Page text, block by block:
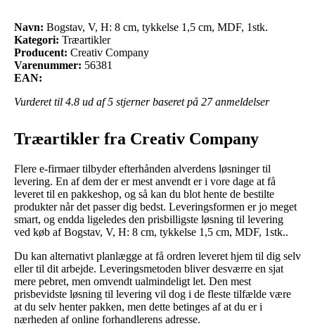
Navn: Bogstav, V, H: 8 cm, tykkelse 1,5 cm, MDF, 1stk.
Kategori: Træartikler
Producent: Creativ Company
Varenummer: 56381
EAN:
Vurderet til 4.8 ud af 5 stjerner baseret på 27anmeldelser
Træartikler fra Creativ Company
Flere e-firmaer tilbyder efterhånden alverdens løsninger til
levering. En af dem der er mest anvendt er i vore dage at få
leveret til en pakkeshop, og så kan du blot hente de bestilte
produkter når det passer dig bedst. Leveringsformen er jo meget
smart, og endda ligeledes den prisbilligste løsning til levering
ved køb af Bogstav, V, H: 8 cm, tykkelse 1,5 cm, MDF, 1stk..
Du kan alternativt planlægge at få ordren leveret hjem til dig selv
eller til dit arbejde. Leveringsmetoden bliver desværre en sjat
mere pebret, men omvendt ualmindeligt let. Den mest
prisbevidste løsning til levering vil dog i de fleste tilfælde være
at du selv henter pakken, men dette betinges af at du er i
nærheden af online forhandlerens adresse.